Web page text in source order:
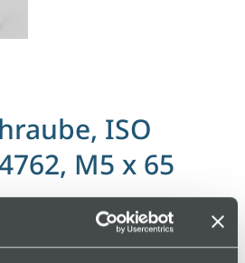
ISO
M5 x 65
/ Alte Materialnummer: